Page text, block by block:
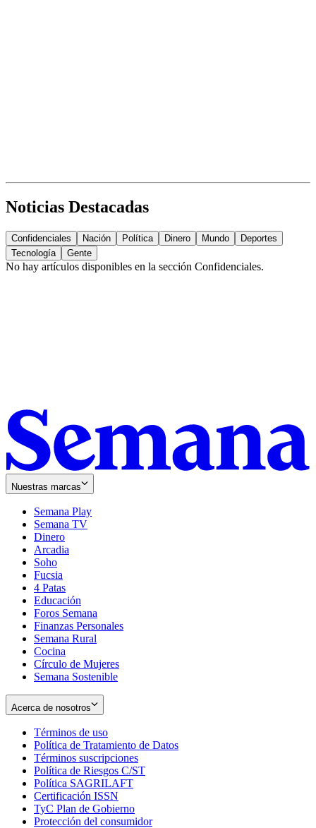
Noticias Destacadas
Confidenciales Nación Política Dinero Mundo
Deportes
Tecnología
Gente
No hay artículos disponibles en la sección Confidenciales.
Nuestras marcas
Semana Play
Semana TV
Dinero
Arcadia
Soho
in
new
window
Fucsia
in
new
window
4 Patas
Educación
Foros Semana
Finanzas Personales
Semana Rural
Cocina
Círculo de Mujeres
Semana Sostenible
Acerca de nosotros
Términos de uso
in
new
window
Política de Tratamiento de Datos
Términos suscripciones
in
Política de Riesgos C/ST
Política SAGRILAFT
new
window
Certificación ISSN
in
new
TyC Plan de Gobierno
in
Protección del consumidorOpens